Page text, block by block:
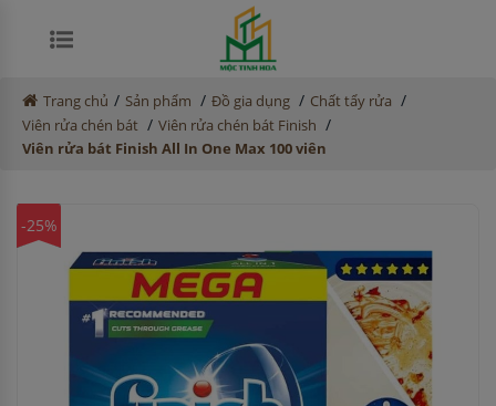
Trang chủ / Sản phẩm / Đồ gia dụng / Chất tẩy rửa /
Viên rửa chén bát / Viên rửa chén bát Finish /
Viên rửa bát Finish All In One Max 100 viên
-25%